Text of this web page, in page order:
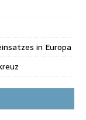
in Europa